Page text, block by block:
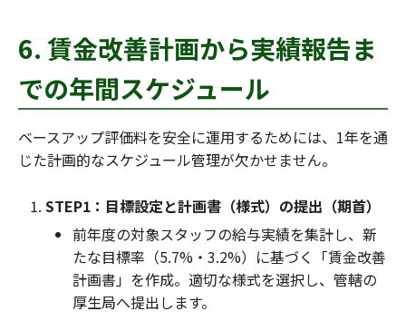
6. 賃金改善計画から実績報告ま
での年間スケジュール
ベースアップ評価料を安全に運用するためには、1年を通
じた計画的なスケジュール管理が欠かせません。
STEP1：目標設定と計画書（様式）の提出（期首）
前年度の対象スタッフの給与実績を集計し、新
たな目標率（5.7%・3.2%）に基づく「賃金改善
計画書」を作成。適切な様式を選択し、管轄の
厚生局へ提出します。